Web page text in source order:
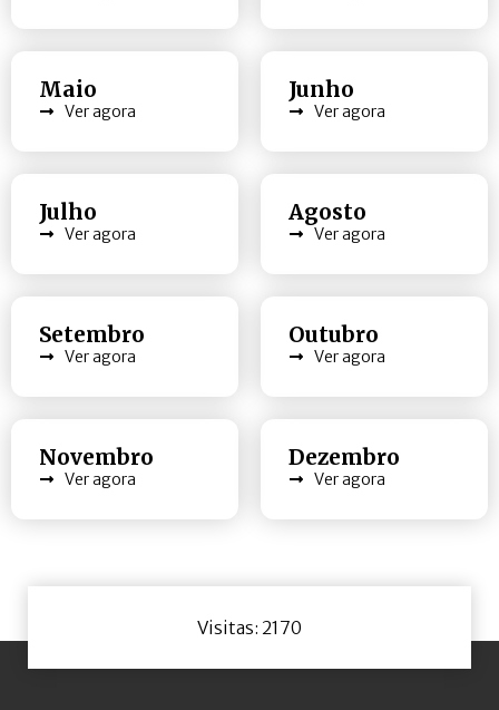
Maio
Ver agora
Junho
Ver agora
Julho
Ver agora
Agosto
Ver agora
Setembro
Ver agora
Outubro
Ver agora
Novembro
Ver agora
Dezembro
Ver agora
Visitas: 2170